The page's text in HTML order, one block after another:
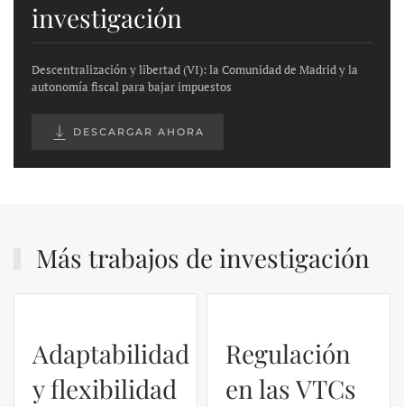
investigación
Descentralización y libertad (VI): la Comunidad de Madrid y la
autonomía fiscal para bajar impuestos
DESCARGAR AHORA
Más trabajos de investigación
Adaptabilidad
y flexibilidad
Regulación
en las VTCs